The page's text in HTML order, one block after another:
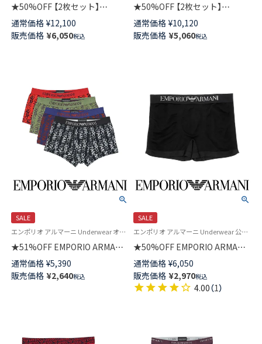
★50%OFF 【2枚セット】
EMPORIO ARMANI ボクサーパ
ンツ 前閉じ スパークリングス
ター TRUNK EUサイズ メンズ
通常価格 ¥12,100
販売価格 ¥6,050税込
★50%OFF 【2枚セット】
EMPORIO ARMANI ボクサーパ
ンツ ALL OVER シャイニーロゴ
バンド 前閉じ EUサイズ メンズ
通常価格 ¥10,120
販売価格 ¥5,060税込
SALE
エンポリオ アルマーニ Underwear オールオーバーロゴ 公式オンラインショップ 紳士 下着 アンダーウェア
★51%OFF EMPORIO ARMANI
ボクサーパンツ ALL OVER
LOGO 前閉じ EUサイズ メンズ
54095069
通常価格 ¥5,390
販売価格 ¥2,640税込
SALE
エンポリオ アルマーニ Underwear 公式オンラインショップ 紳士 下着
★50%OFF EMPORIO ARMANI
SEAMLESS シームレス ボクサ
ーパンツ 前閉じ EUサイズ メン
ズ 54095281
通常価格 ¥6,050
販売価格 ¥2,970税込
4.00（1）